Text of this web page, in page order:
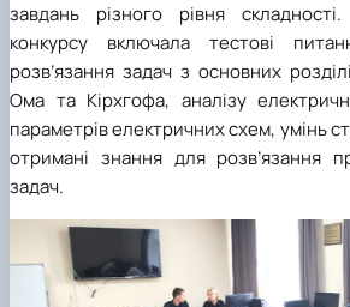
завдань різного рівня
конкурсу включала тестові
розв’язання задач з основних
Ома та Кірхгофа, аналізу
параметрів електричних схем, умінь
отримані знання для розв’язання
задач.